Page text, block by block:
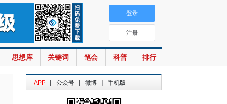
思想库 关键词 笔会 科普 排行
登录
注册
APP | 公众号 | 微博 | 手机版